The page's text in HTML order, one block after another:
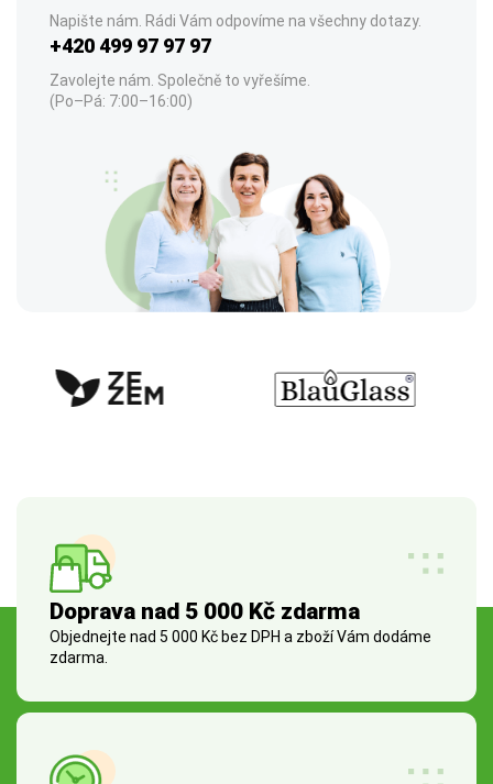
Napište nám. Rádi Vám odpovíme na všechny dotazy.
+420 499 97 97 97
Zavolejte nám. Společně to vyřešíme.
(Po–Pá: 7:00–16:00)
Doprava nad 5 000 Kč zdarma
Objednejte nad 5 000 Kč bez DPH a zboží Vám dodáme
zdarma.